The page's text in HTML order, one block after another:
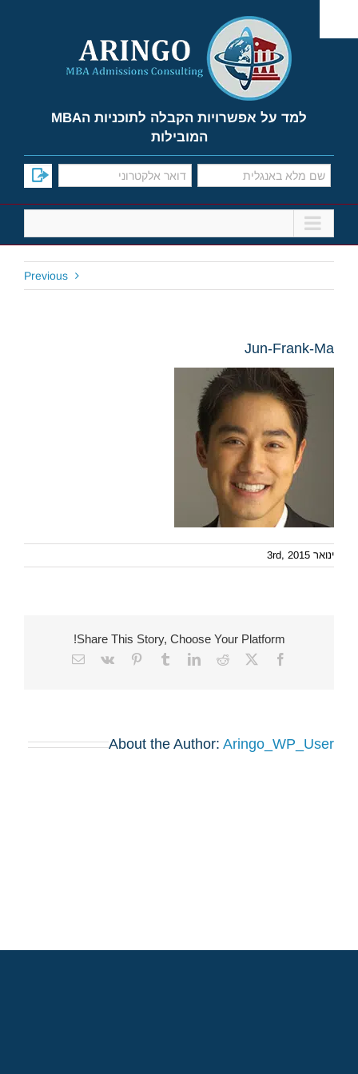
content
למד על אפשרויות הקבלה לתוכניות הMBA
המובילות
Previous
Jun-Frank-Ma
ינואר 3rd, 2015
Share This Story, Choose Your Platform!
Facebook
X
Reddit
LinkedIn
Tumblr
Pinterest
Vk
Email
About the Author: Aringo_WP_User